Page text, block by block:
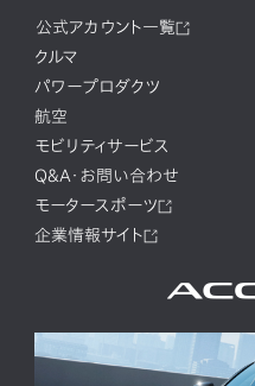
公式アカウント一覧
クルマ
パワープロダクツ
航空
モビリティサービス
Q&A・お問い合わせ
モータースポーツ
企業情報サイト